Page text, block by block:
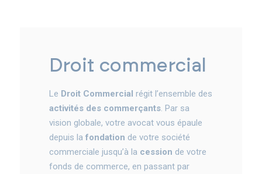
droit commercial
Le Droit Commercialrégit l’ensemble des
activités des commerçants. Par sa
vision globale, votre avocat vous épaule
depuis lafondation de votre société
commerciale jusqu’à la cession de votre
fonds de commerce, en passant par